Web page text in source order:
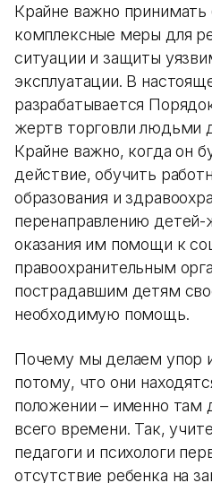
Крайне важно принимать
комплексные меры для
ситуации и защиты
эксплуатации. В
разрабатывается
жертв торговли людьми
Крайне важно, когда он
действие, обучить
образования и
перенаправлению детей-
оказания им помощи к
правоохранительным
пострадавшим детям
необходимую помощь.
Почему мы делаем упор
потому, что они
положении – именно там
всего времени. Так,
педагоги и психологи
отсутствие ребенка на